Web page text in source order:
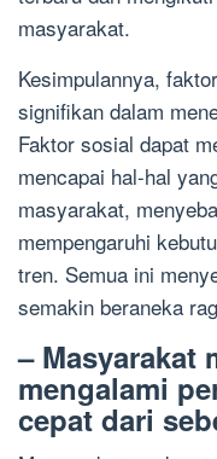
masyarakat.
Kesimpulannya,
signifikan dalam
Faktor sosial dapat
mencapai hal-hal
masyarakat,
mempengaruhi
tren. Semua ini
semakin beraneka
– Masyarakat
mengalami
cepat dari